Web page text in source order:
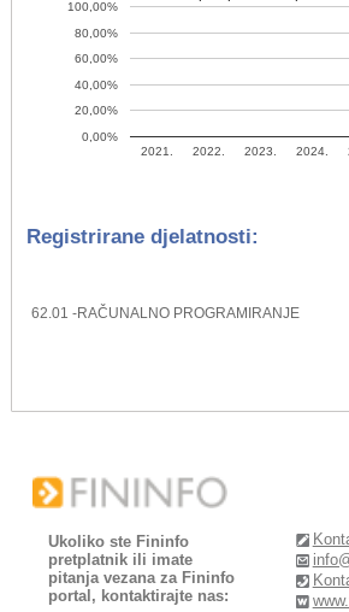
2021. 2022. 2023. 2024.
0,00%
20,00%
40,00%
60,00%
80,00%
100,00%
Registrirane djelatnosti:
62.01 -RAČUNALNO PROGRAMIRANJE
Ukoliko ste Fininfo
pretplatnik ili imate
pitanja vezana za Fininfo
portal, kontaktirajte nas: